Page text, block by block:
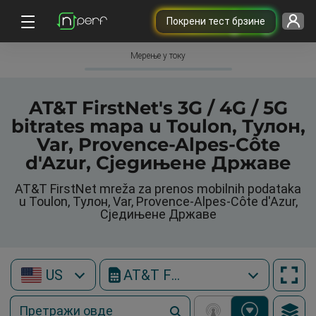
Покрени тест брзине
Мерење у току
AT&T FirstNet's 3G / 4G / 5G
bitrates mapa u Toulon, Тулон,
Var, Provence-Alpes-Côte
d'Azur, Сједињене Државе
AT&T FirstNet mreža za prenos mobilnih podataka
u Toulon, Тулон, Var, Provence-Alpes-Côte d'Azur,
Сједињене Државе
US AT&T FirstNet